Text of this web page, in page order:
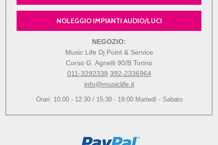
NOLEGGIO IMPIANTI AUDIO/LUCI
NEGOZIO:
Music Life Dj Point & Service
Corso G. Agnelli 90/B Torino
011-3292338 392-2336964
info@musiclife.it
Orari: 10:00 - 12:30 / 15:30 - 19:00 Martedì - Sabato